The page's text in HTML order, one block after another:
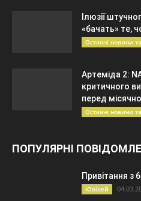
Ілюзії
«бачать» те,
Останні новини та
Артеміда 2:
критичного
перед
Останні новини та
ПОПУЛЯРНІ
Привітання з
Ювілей